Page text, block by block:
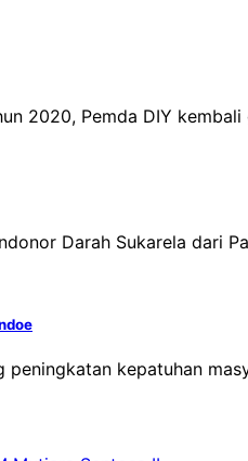
2020, Pemda DIY kembali
Darah Sukarela dari
kepatuhan